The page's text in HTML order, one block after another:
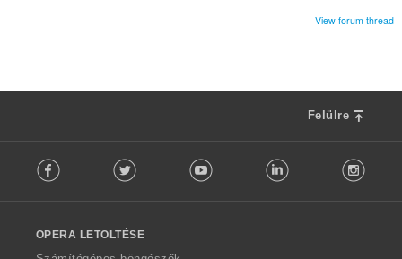
m
View forum thread
Felülre
o
w
Facebook Twitter Youtube LinkedIn
OPERA LETÖLTÉSE